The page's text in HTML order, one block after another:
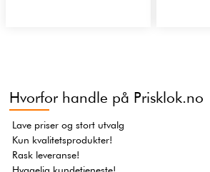
Hvorfor handle på Prisklok.no
Lave priser og stort utvalg
Kun kvalitetsprodukter!
Rask leveranse!
Hyggelig kundetjeneste!